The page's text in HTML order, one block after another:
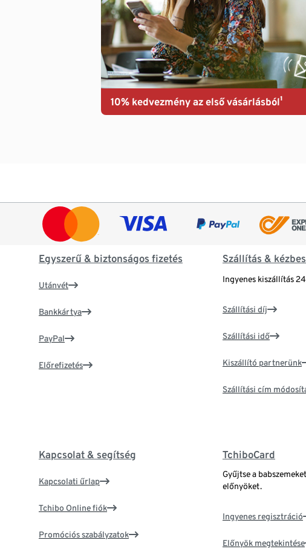
10% kedvezmény az első vásárlásból¹
Egyszerű & biztonságos fizetés
Utánvét
Bankkártya
PayPal
Előrefizetés
Szállítás &
Ingyenes kiszállítás
Szállítási díj
Szállítási idő
Kiszállító partnerünk
Szállítási cím
Kapcsolat & segítség
Kapcsolati űrlap
Tchibo Online fiók
Promóciós szabályzatok
TchiboCard
Gyűjtse a
előnyöket.
Ingyenes regisztráció
Előnyök megtekintése